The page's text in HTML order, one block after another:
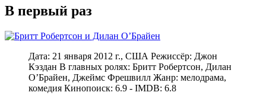
В первый раз
Дата: 21 января 2012 г., США Режиссёр: Джон
Кэздан В главных ролях: Бритт Робертсон, Дилан
О’Брайен, Джеймс Фрешвилл Жанр: мелодрама,
комедия Кинопоиск: 6.9 - IMDB: 6.8